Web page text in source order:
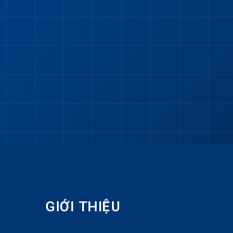
GIỚI THIỆU